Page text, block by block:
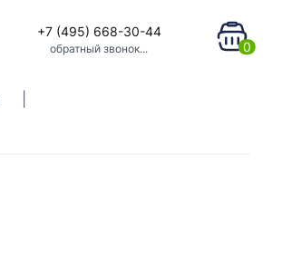
+7 (495) 668-30-44
обратный звонок... 0